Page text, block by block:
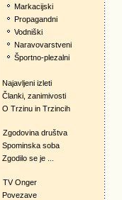
Markacijski
Propagandni
Vodniški
Naravovarstveni
Športno-plezalni
Najavljeni izleti
Članki, zanimivosti
O Trzinu in Trzincih
Zgodovina društva
Spominska soba
Zgodilo se je ...
TV Onger
Povezave